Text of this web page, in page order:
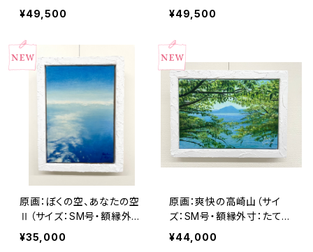
mm ）
¥49,500
て220mm ）
¥49,500
原画：ぼくの空、あなたの空
Ⅱ（サイズ：SM号・額縁外
寸：よこ25.8cm×たて32.7
㎝×奥行4.5㎝）
¥35,000
原画：爽快の高崎山（サイ
ズ：SM号・額縁外寸：たて2
5.8cm×よこ32.7㎝×奥行4.
5㎝）
¥44,000